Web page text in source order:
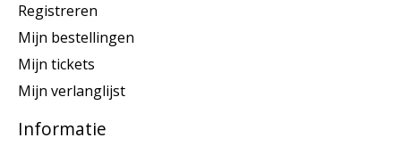
Registreren
Mijn bestellingen
Mijn tickets
Mijn verlanglijst
Informatie